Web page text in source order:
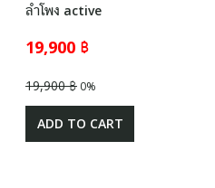
ลำโพง active
19,900 ฿
19,900 ฿ 0%
ADD TO CART